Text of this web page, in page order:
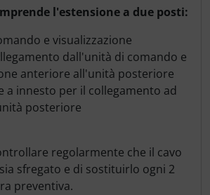
l'estensione a due posti:
e visualizzazione
dall'unità di comando e
anteriore all'unità posteriore
a innesto per il collegamento ad
posteriore
regolarmente che il cavo
sfregato e di sostituirlo ogni 2
preventiva.